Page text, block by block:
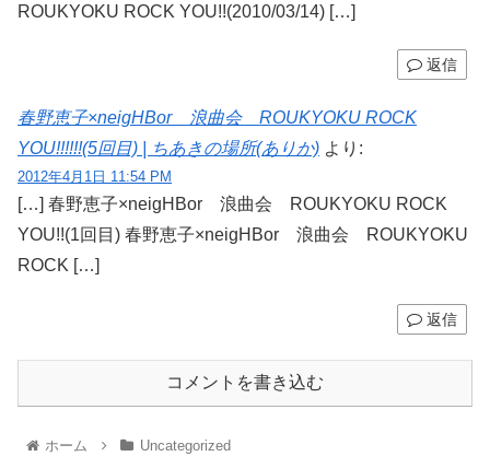
ROUKYOKU ROCK YOU!!(2010/03/14) […]
返信
春野恵子×neigHBor 浪曲会 ROUKYOKU ROCK
YOU!!!!!!(5回目) | ちあきの場所(ありか) より:
2012年4月1日 11:54 PM
[…] 春野恵子×neigHBor 浪曲会 ROUKYOKU ROCK
YOU!!(1回目) 春野恵子×neigHBor 浪曲会 ROUKYOKU
ROCK […]
返信
コメントを書き込む
ホーム Uncategorized